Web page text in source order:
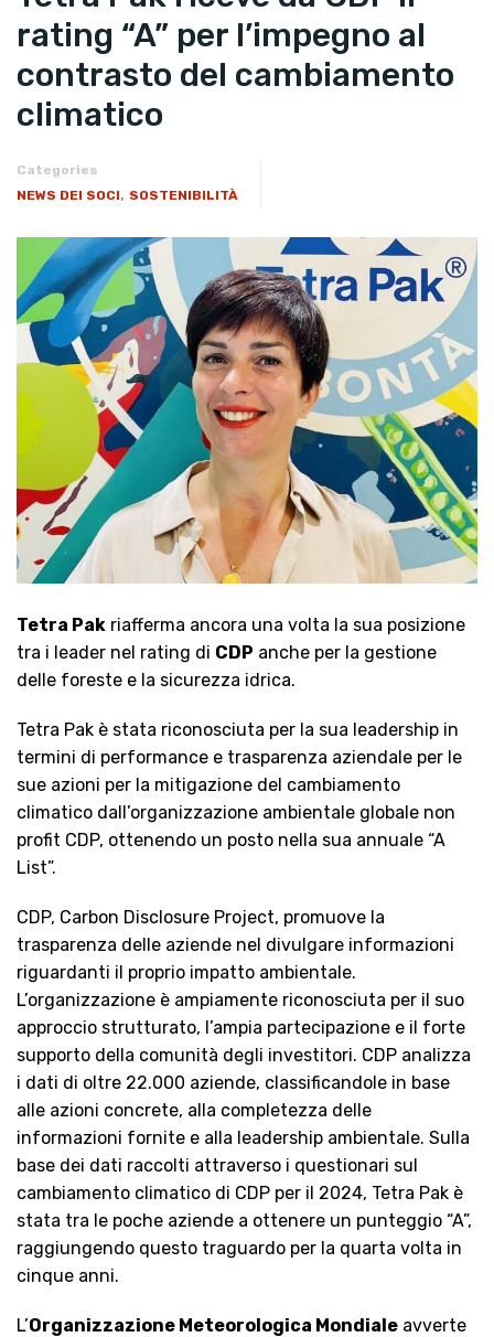
rating “A” per l’impegno al
contrasto del cambiamento
climatico
Categories
NEWS DEI SOCI, SOSTENIBILITÀ
Tetra Pak riafferma ancora una volta la sua posizione
tra i leader nel rating di CDP anche per la gestione
delle foreste e la sicurezza idrica.
Tetra Pak è stata riconosciuta per la sua leadership in
termini di performance e trasparenza aziendale per le
sue azioni per la mitigazione del cambiamento
climatico dall’organizzazione ambientale globale non
profit CDP, ottenendo un posto nella sua annuale “A
List”.
CDP, Carbon Disclosure Project, promuove la
trasparenza delle aziende nel divulgare informazioni
riguardanti il proprio impatto ambientale.
L’organizzazione è ampiamente riconosciuta per il suo
approccio strutturato, l’ampia partecipazione e il forte
supporto della comunità degli investitori. CDP analizza
i dati di oltre 22.000 aziende, classificandole in base
alle azioni concrete, alla completezza delle
informazioni fornite e alla leadership ambientale. Sulla
base dei dati raccolti attraverso i questionari sul
cambiamento climatico di CDP per il 2024, Tetra Pak è
stata tra le poche aziende a ottenere un punteggio “A”,
raggiungendo questo traguardo per la quarta volta in
cinque anni.
L’Organizzazione Meteorologica Mondiale avverte